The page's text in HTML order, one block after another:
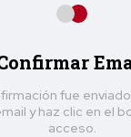
fue
y haz clic en el
acceso.